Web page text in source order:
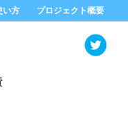
い方 プロジェクト概要